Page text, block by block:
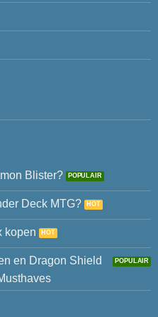
Blister?
Deck MTG?
kopen
en Dragon Shield